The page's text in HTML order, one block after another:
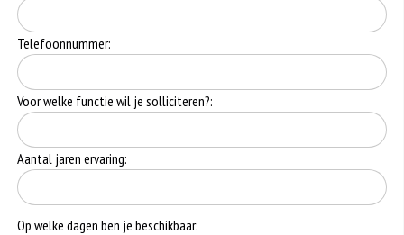
Telefoonnummer:
Voor welke functie wil je solliciteren?:
Aantal jaren ervaring:
Op welke dagen ben je beschikbaar: